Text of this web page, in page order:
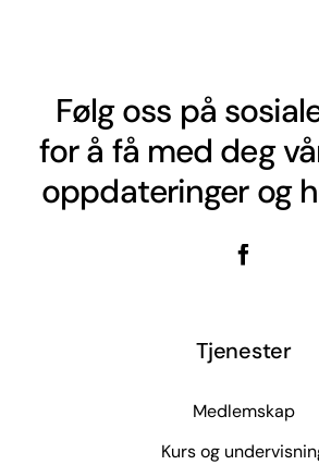
Følg oss på
for å få med deg
oppdateringer og
Tjenester
Medlemskap
Kurs og